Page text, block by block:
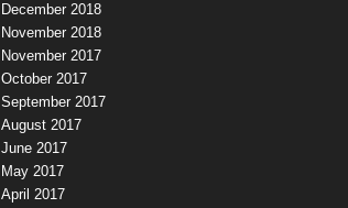
December 2018
November 2018
November 2017
October 2017
September 2017
August 2017
June 2017
May 2017
April 2017